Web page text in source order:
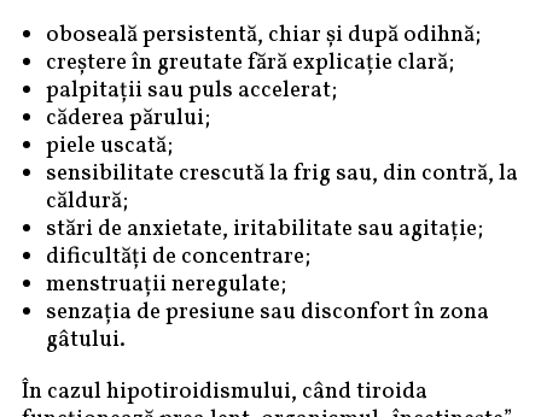
oboseală persistentă, chiar și după odihnă;
creștere în greutate fără explicație clară;
palpitații sau puls accelerat;
căderea părului;
piele uscată;
sensibilitate crescută la frig sau, din contră, la
căldură;
stări de anxietate, iritabilitate sau agitație;
dificultăți de concentrare;
menstruații neregulate;
senzația de presiune sau disconfort în zona
gâtului.
În cazul hipotiroidismului, când tiroida